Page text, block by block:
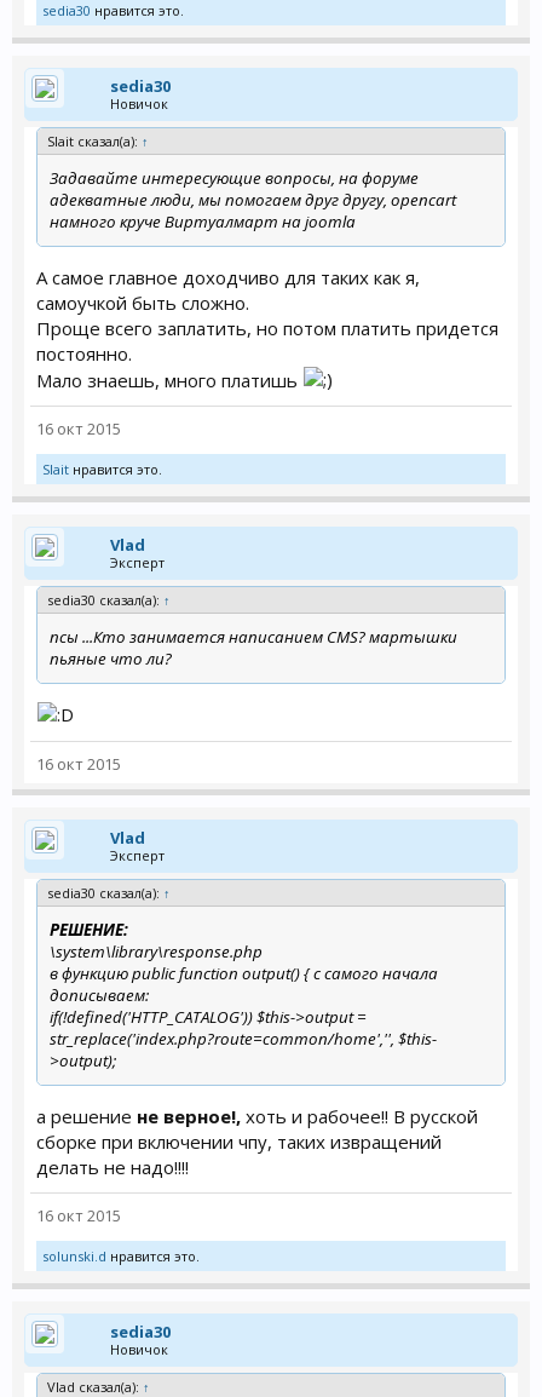
sedia30 нравится это.
sedia30
Новичок
Slait сказал(а): ↑
Задавайте интересующие вопросы, на форуме
адекватные люди, мы помогаем друг другу, opencart
намного круче Виртуалмарт на joomla
А самое главное доходчиво для таких как я,
самоучкой быть сложно.
Проще всего заплатить, но потом платить придется
постоянно.
Мало знаешь, много платишь
16 окт 2015
Slait нравится это.
Vlad
Эксперт
sedia30 сказал(а): ↑
псы ...Кто занимается написанием CMS? мартышки
пьяные что ли?
16 окт 2015
Vlad
Эксперт
sedia30 сказал(а): ↑
РЕШЕНИЕ:
\system\library\response.php
в функцию public function output() { с самого начала
дописываем:
if(!defined('HTTP_CATALOG')) $this->output =
str_replace('index.php?route=common/home','', $this-
>output);
а решение не верное!, хоть и рабочее!! В русской
сборке при включении чпу, таких извращений
делать не надо!!!!
16 окт 2015
solunski.d нравится это.
sedia30
Новичок
Vlad сказал(а): ↑